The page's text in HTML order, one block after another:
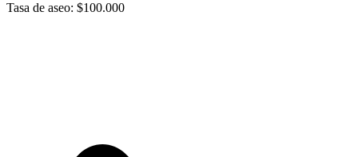
Tasa de aseo: $100.000